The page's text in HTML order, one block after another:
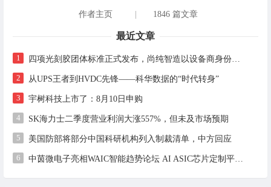
作者主页 | 1846 篇文章
最近文章
1
2 从UPS王者到HVDC先锋——科华数据的“时代转身”
3 宇树科技上市了：8月10日申购
4 SK海力士二季度营业利润大涨557%，但未及市场预期
5 美国防部将部分中国科研机构列入制裁清单，中方回应
6